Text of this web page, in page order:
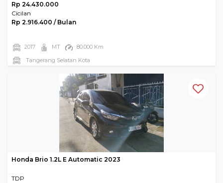
Rp 24.430.000
Cicilan
Rp 2.916.400 / Bulan
2017 MT
80.000 Km
Tangerang Selatan Kota
Honda Brio 1.2L E Automatic 2023
TDP